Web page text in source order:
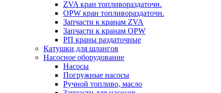
ZVA кран топливораздаточн.
OPW кран топливораздаточн.
Запчасти к кранам ZVA
Запчасти к кранам OPW
РП краны раздаточные
Катушки для шлангов
Насосное оборудование
Насосы
Погружные насосы
Ручной топливо, масло